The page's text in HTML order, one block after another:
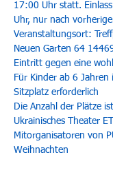
17:00 Uhr statt.
Uhr, nur nach
Veranstaltungsort:
Neuen Garten 64
Eintritt gegen eine
Für Kinder ab 6 Jahren
Sitzplatz erforderlich
Die Anzahl der Plätze
Ukrainisches Theater
Mitorganisatoren von
Weihnachten